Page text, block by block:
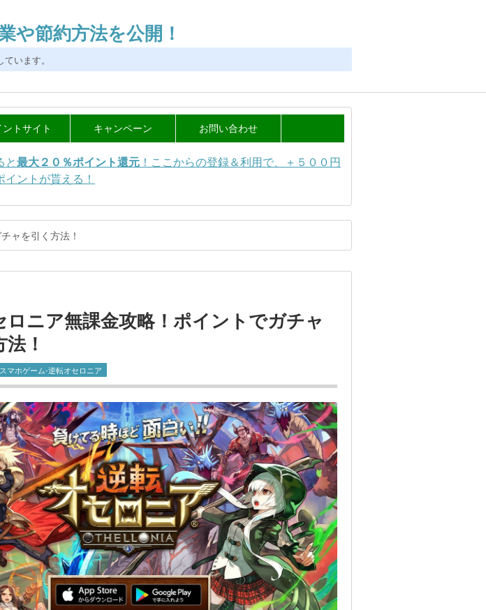
や節約方法を公開！
います。
Eメール-
Aモニター-
イントサイト-
フェリエイト-
友達紹介-
トを稼ぐ
ルを稼ぐ
ソーシング
すすめ
タス登録
タウン登録
インカム登録
ピー登録
なの優待
リューDays
リーPlus
稼ぐ方法
で稼ぐ方法
で稼ぐ方法
トサイト
ピタス
トタウン
トインカム
ーベイツ
ッピー
その他 ちょびリッチ
ライフメディア
すぐたま
キャンペーン
楽天リーベイツ
ハピタス
ポイントタウン
ポイントインカム
その他
お問い合わせ
と最大２０％ポイント還元 ！ここからの登録＆利用で、＋５００円
ントが貰える！
ャを引く方法！
ロニア無課金攻略！ポイントでガチャ
！
スマホゲーム-逆転オセロニア